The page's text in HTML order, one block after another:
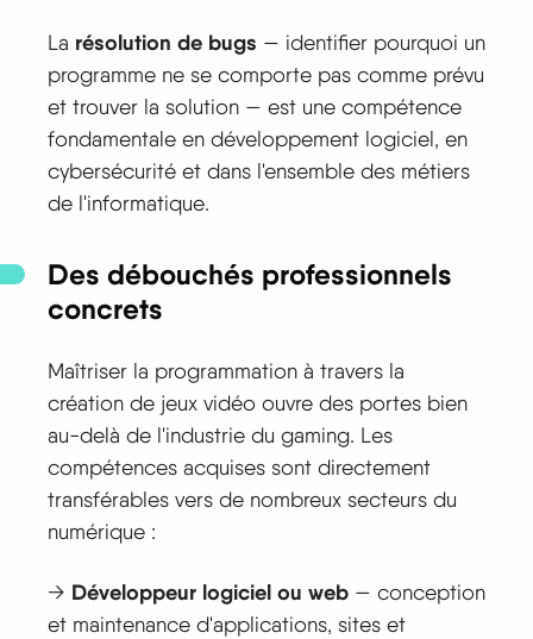
La résolution de bugs — identifier pourquoi un
programme ne se comporte pas comme prévu
et trouver la solution — est une compétence
fondamentale en développement logiciel, en
cybersécurité et dans l'ensemble des métiers
de l'informatique.
Des débouchés professionnels
concrets
Maîtriser la programmation à travers la
création de jeux vidéo ouvre des portes bien
au-delà de l'industrie du gaming. Les
compétences acquises sont directement
transférables vers de nombreux secteurs du
numérique :
→ Développeur logiciel ou web — conception
et maintenance d'applications, sites et